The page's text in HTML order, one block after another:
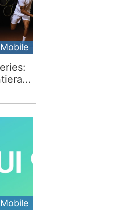
Mobile
Mobile